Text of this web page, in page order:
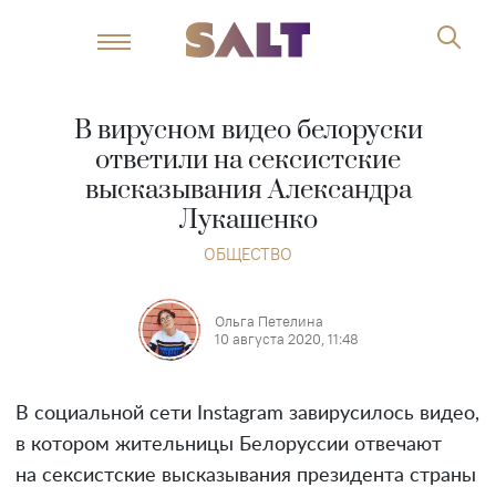
В вирусном видео белоруски
ответили на сексистские
высказывания Александра
Лукашенко
ОБЩЕСТВО
Ольга Петелина
10 августа 2020, 11:48
В социальной сети Instagram завирусилось видео,
в котором жительницы Белоруссии отвечают
на сексистские высказывания президента страны